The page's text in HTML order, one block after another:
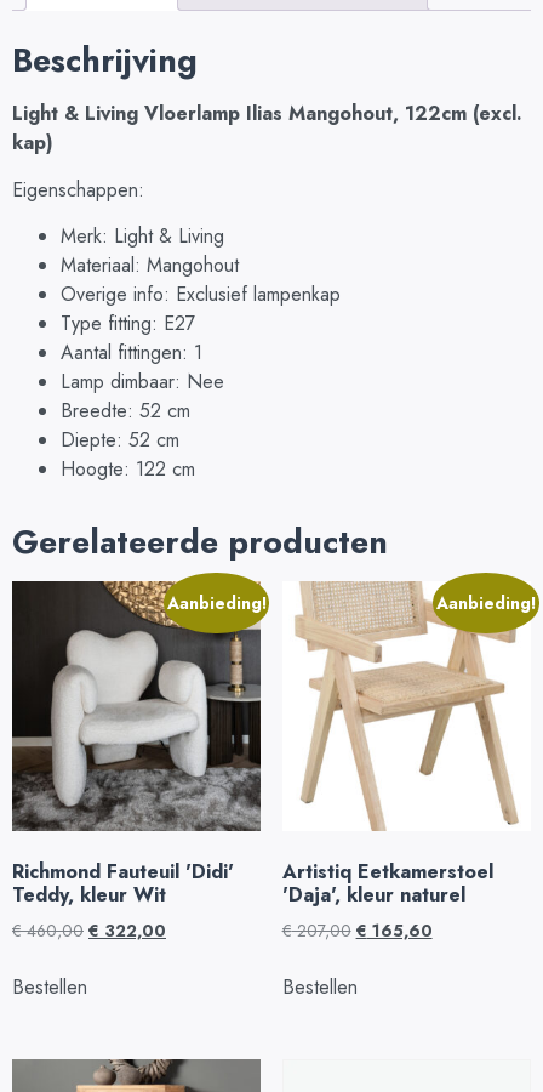
Beschrijving
Light & Living Vloerlamp Ilias Mangohout, 122cm (excl.
kap)
Eigenschappen:
Merk: Light & Living
Materiaal: Mangohout
Overige info: Exclusief lampenkap
Type fitting: E27
Aantal fittingen: 1
Lamp dimbaar: Nee
Breedte: 52 cm
Diepte: 52 cm
Hoogte: 122 cm
Gerelateerde producten
Aanbieding!
Richmond Fauteuil 'Didi'
Teddy, kleur Wit
€460,00 € 322,00
Bestellen
Aanbieding!
Artistiq Eetkamerstoel
'Daja', kleur naturel
€207,00 € 165,60
Bestellen